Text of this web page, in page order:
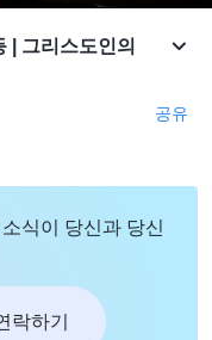
| 그리스도인의
공유
식이 당신과 당신
락하기